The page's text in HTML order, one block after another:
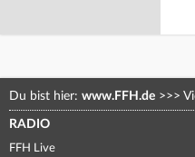
Du bist hier: www.FFH.de >>>
RADIO
FFH Live